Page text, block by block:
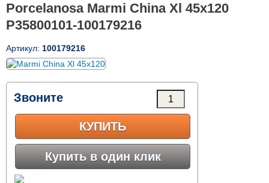
Porcelanosa Marmi China Xl 45x120
P35800101-100179216
Артикул: 100179216
Звоните
КУПИТЬ
Купить в один клик